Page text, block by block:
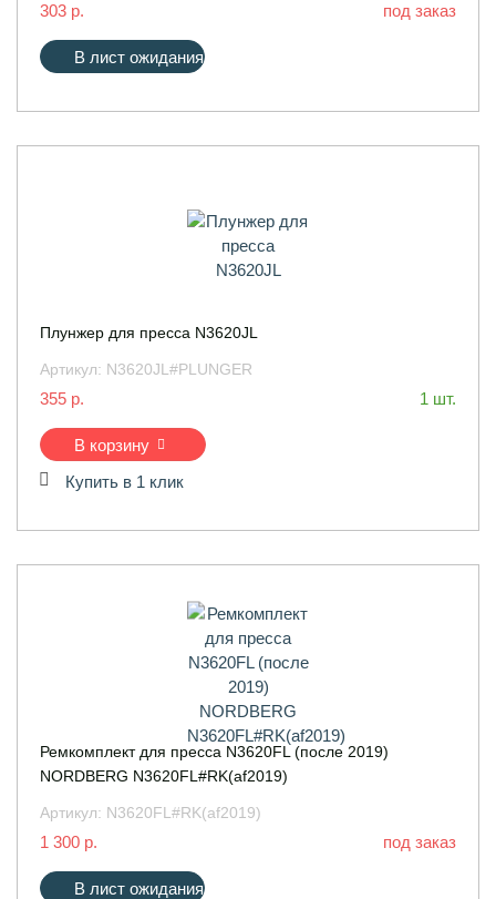
303 р. под заказ
В лист ожидания
Плунжер для пресса N3620JL
Артикул: N3620JL#PLUNGER
355 р. 1 шт.
В корзину
Купить в 1 клик
Ремкомплект для пресса N3620FL (после 2019)
NORDBERG N3620FL#RK(af2019)
Артикул: N3620FL#RK(af2019)
1 300 р. под заказ
В лист ожидания